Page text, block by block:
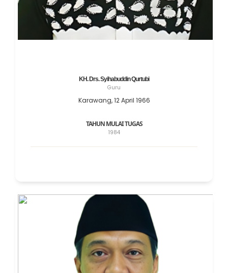
KH. Drs. Syihabuddin Qurtubi
Guru
Karawang, 12 April 1966
TAHUN MULAI TUGAS
1984